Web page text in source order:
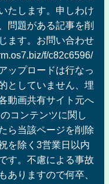
たします。申しわけ
問題がある記事を削
ます。お問い合わせ
f/c82c6596/
ップロードは行なっ
としていません、埋
動画共有サイト元へ
コンテンツに関し
ら当該ページを削除
を除く3営業日以内
す。不慮による事故
ありますので何卒、